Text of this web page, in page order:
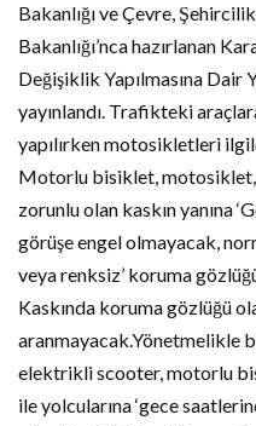
Bakanlığı ve Çevre,
Bakanlığı’nca hazırlanan
Değişiklik Yapılmasına Dair
yayınlandı. Trafikteki
yapılırken motosikletleri
Motorlu bisiklet,
zorunlu olan kaskın yanına
görüşe engel olmayacak,
veya renksiz’ koruma
Kaskında koruma gözlüğü
aranmayacak.Yönetmelikle
elektrikli scooter, motorlu
ile yolcularına ‘gece